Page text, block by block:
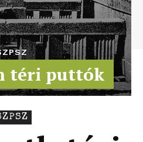
téri puttók